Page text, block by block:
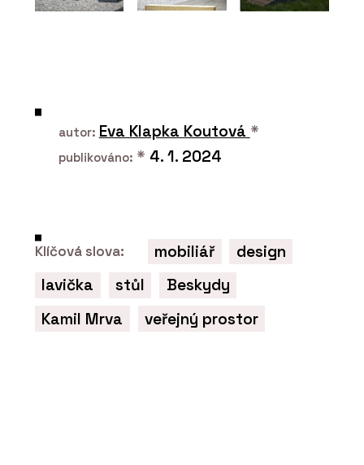
PRODUKTY
Křeslo Flexi Lounge - LD Seating
autor: Eva Klapka Koutová *
publikováno: * 4. 1. 2024
Klíčová slova: mobiliář
design
lavička
stůl
Beskydy
Kamil Mrva
veřejný prostor